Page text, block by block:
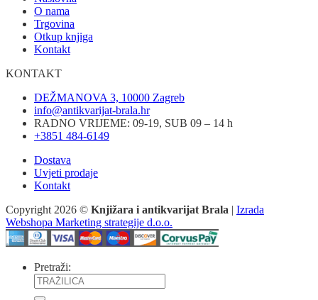
O nama
Trgovina
Otkup knjiga
Kontakt
KONTAKT
DEŽMANOVA 3, 10000 Zagreb
info@antikvarijat-brala.hr
RADNO VRIJEME: 09-19, SUB 09 – 14 h
+3851 484-6149
Dostava
Uvjeti prodaje
Kontakt
Copyright 2026 © Knjižara i antikvarijat Brala | Izrada
Webshopa Marketing strategije d.o.o.
Pretraži: